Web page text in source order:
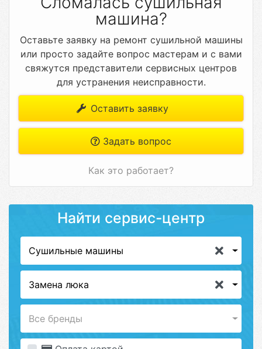
машина?
Оставьте заявку на ремонт сушильной машины
или просто задайте вопрос мастерам и с вами
свяжутся представители сервисных центров
для устранения неисправности.
Оставить заявку
Задать вопрос
Как это работает?
Найти сервис-центр
Сушильные машины
Замена люка
Все бренды